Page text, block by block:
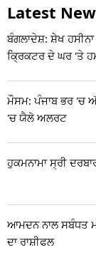
Latest
ਬੰਗਲਾਦੇਸ਼: ਸ਼ੇਖ
ਕ੍ਰਿਕਟਰ ਦੇ ਘਰ 'ਤੇ
ਮੌਸਮ: ਪੰਜਾਬ ਭਰ 'ਚ
'ਚ ਯੈਲੋ ਅਲਰਟ
ਹੁਕਮਨਾਮਾ ਸ੍ਰੀ
ਆਮਦਨ ਨਾਲ ਸਬੰਧਤ
ਦਾ ਰਾਸ਼ੀਫਲ